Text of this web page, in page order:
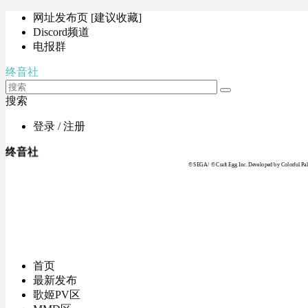
网址发布页 [建议收藏]
Discord频道
电报群
终音社
搜索
登录 / 注册
终音社
© SEGA / © Craft Egg Inc. Developed by Colorful
首页
最新发布
歌姬PV区